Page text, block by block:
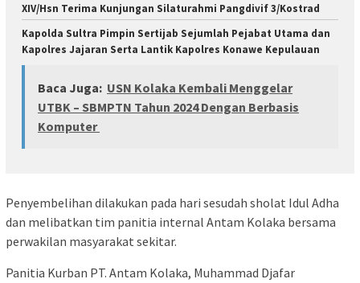
XIV/Hsn Terima Kunjungan Silaturahmi Pangdivif 3/Kostrad
Kapolda Sultra Pimpin Sertijab Sejumlah Pejabat Utama dan
Kapolres Jajaran Serta Lantik Kapolres Konawe Kepulauan
Baca Juga: USN Kolaka Kembali Menggelar
UTBK – SBMPTN Tahun 2024 Dengan Berbasis
Komputer
Penyembelihan dilakukan pada hari sesudah sholat Idul Adha
dan melibatkan tim panitia internal Antam Kolaka bersama
perwakilan masyarakat sekitar.
Panitia Kurban PT. Antam Kolaka, Muhammad Djafar